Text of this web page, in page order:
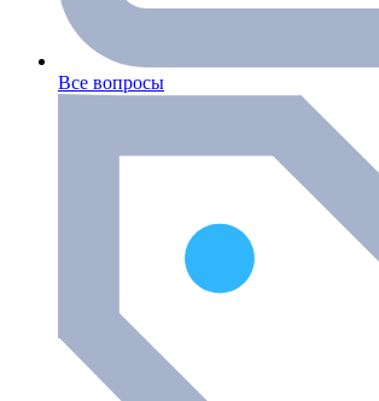
Все вопросы